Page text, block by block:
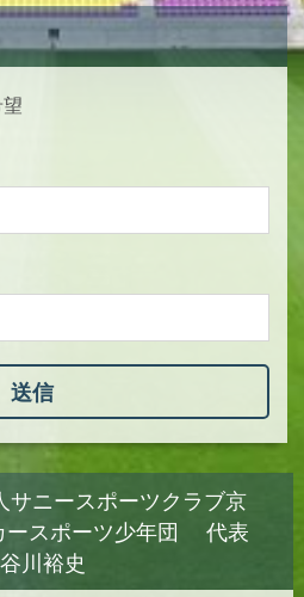
サニースポーツクラブ京
ーツ少年団 代表
川裕史